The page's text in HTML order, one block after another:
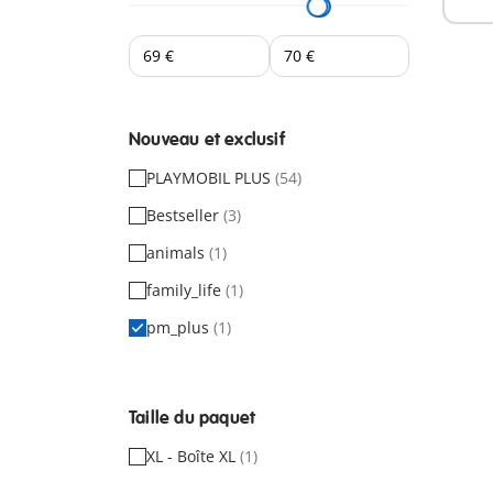
Nouveau et exclusif
PLAYMOBIL PLUS (54)
Bestseller (3)
animals (1)
family_life (1)
pm_plus (1)
Taille du paquet
XL - Boîte XL (1)